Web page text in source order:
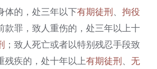
体的，处三年以下有期徒刑、 拘役
款罪，致人重伤的，处三年以上十
；致人死亡或者以特别残忍手段致
残疾的，处十年以上有期徒刑、 无